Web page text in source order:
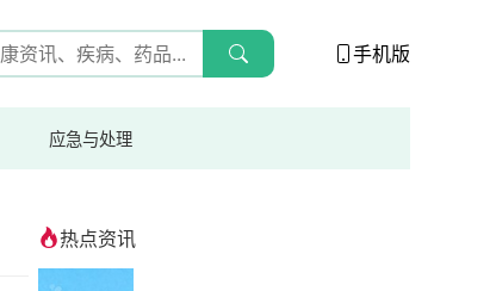
手机版
应急与处理
热点资讯